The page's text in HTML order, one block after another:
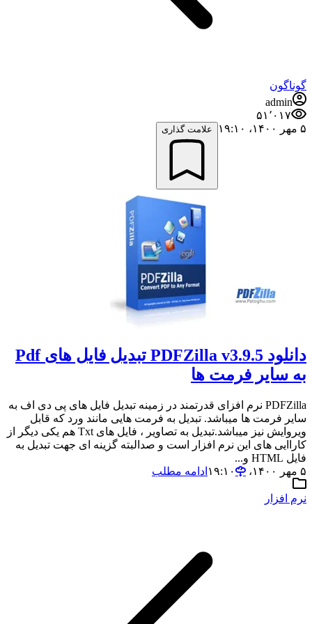
گوناگون
admin
۵۱٬۰۱۷
۵ مهر ۱۴۰۰،‏ ۱۹:۱۰
علامت گذاری
دانلود PDFZilla v3.9.5 تبدیل فایل های Pdf
به سایر فرمت ها
PDFZilla نرم افزای قدرتمند در زمینه تبدیل فایل های پی دی اف به
سایر فرمت ها میباشد. تبدیل به فرمت هایی مانند ورد که قابل
ویروایش نیز میباشد.تبدیل به تصاویر ، فایل های Txt هم یکی دیگر از
کاراایی های این نرم افزار است و صدالبته گزینه ای جهت تبدیل به
فایل HTML و...
۵ مهر ۱۴۰۰،‏ ۱۹:۱۰
ادامه مطلب
نرم افزار